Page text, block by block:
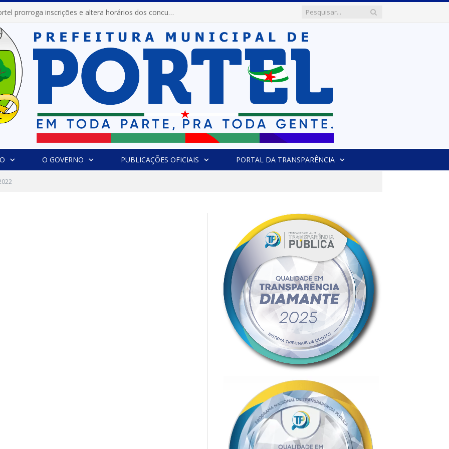
Prefeitura de Portel prorroga inscrições e altera horários dos concursos “Musa” e “Miss Mix Verão 2026”
O GOVERNO PUBLICAÇÕES OFICIAIS PORTAL DA TRANSPARÊNCIA